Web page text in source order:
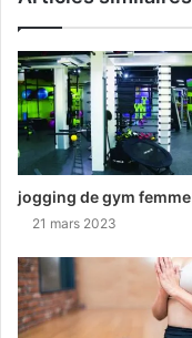
jogging de gym femme
21 mars 2023